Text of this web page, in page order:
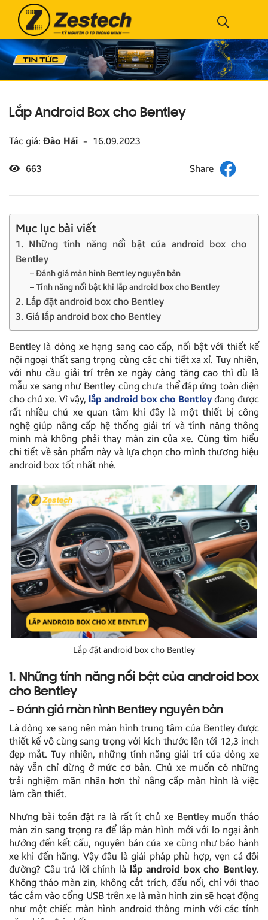
Lắp Android Box cho Bentley
Tác giả: Đào Hải - 16.09.2023
663
Mục lục bài viết
1. Những tính năng nổi bật của android box cho
Bentley
– Đánh giá màn hình Bentley nguyên bản
– Tính năng nổi bật khi lắp android box cho Bentley
2. Lắp đặt android box cho Bentley
3. Giá lắp android box cho Bentley
Bentley là dòng xe hạng sang cao cấp, nổi bật với thiết kế
nội ngoại thất sang trọng cùng các chi tiết xa xỉ. Tuy nhiên,
với nhu cầu giải trí trên xe ngày càng tăng cao thì dù là
mẫu xe sang như Bentley cũng chưa thể đáp ứng toàn diện
cho chủ xe. Vì vậy, lắp android box cho Bentley đang được
rất nhiều chủ xe quan tâm khi đây là một thiết bị công
nghệ giúp nâng cấp hệ thống giải trí và tính năng thông
minh mà không phải thay màn zin của xe. Cùng tìm hiểu
chi tiết về sản phẩm này và lựa chọn cho mình thương hiệu
android box tốt nhất nhé.
Lắp đặt android box cho Bentley
1. Những tính năng nổi bật của android box
cho Bentley
– Đánh giá màn hình Bentley nguyên bản
Là dòng xe sang nên màn hình trung tâm của Bentley được
thiết kế vô cùng sang trọng với kích thước lên tới 12,3 inch
đẹp mắt. Tuy nhiên, những tính năng giải trí của dòng xe
này vẫn chỉ dừng ở mức cơ bản. Chủ xe muốn có những
trải nghiệm mãn nhãn hơn thì nâng cấp màn hình là việc
làm cần thiết.
Nhưng bài toán đặt ra là rất ít chủ xe Bentley muốn tháo
màn zin sang trọng ra để lắp màn hình mới với lo ngại ảnh
hưởng đến kết cấu, nguyên bản của xe cũng như bảo hành
xe khi đến hãng. Vậy đâu là giải pháp phù hợp, vẹn cả đôi
đường? Câu trả lời chính là lắp android box cho Bentley.
Không tháo màn zin, không cắt trích, đấu nối, chỉ với thao
tác cắm vào cổng USB trên xe là màn hình zin sẽ hoạt động
như một chiếc màn hình android thông minh với các tính